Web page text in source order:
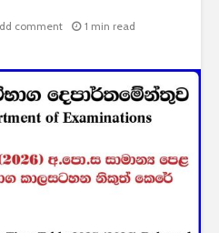
comment 1 min read